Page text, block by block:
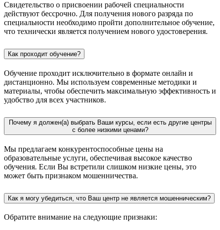
Свидетельство о присвоении рабочей специальности
действуют бессрочно. Для получения нового разряда по
специальности необходимо пройти дополнительное обучение,
что технически является получением нового удостоверения.
Как проходит обучение?
Обучение проходит исключительно в формате онлайн и
дистанционно. Мы используем современные методики и
материалы, чтобы обеспечить максимальную эффективность и
удобство для всех участников.
Почему я должен(а) выбрать Ваши курсы, если есть другие центры
с более низкими ценами?
Мы предлагаем конкурентоспособные цены на
образовательные услуги, обеспечивая высокое качество
обучения. Если Вы встретили слишком низкие цены, это
может быть признаком мошенничества.
Как я могу убедиться, что Ваш центр не является мошенническим?
Обратите внимание на следующие признаки: